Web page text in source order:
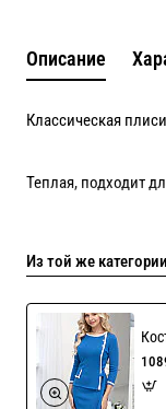
Описание
Классическая
Теплая, подходит
Возможен пошив в
вискозе с
Вяжем любые
Из той же категории